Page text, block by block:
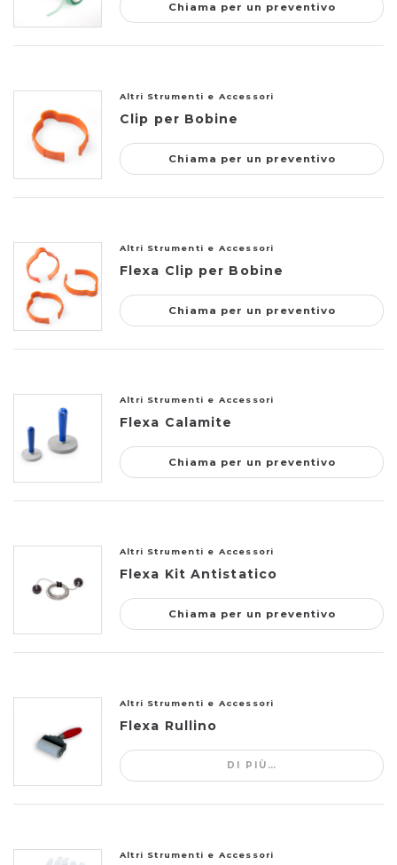
Chiama per un preventivo
Altri Strumenti e Accessori
Clip per Bobine
Chiama per un preventivo
Altri Strumenti e Accessori
Flexa Clip per Bobine
Chiama per un preventivo
Altri Strumenti e Accessori
Flexa Calamite
Chiama per un preventivo
Altri Strumenti e Accessori
Flexa Kit Antistatico
Chiama per un preventivo
Altri Strumenti e Accessori
Flexa Rullino
DI PIÙ…
Altri Strumenti e Accessori